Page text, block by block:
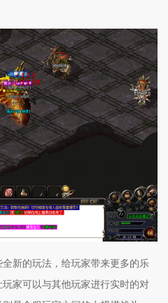
新的玩法，给玩家带来更多的乐
家可以与其他玩家进行实时的对